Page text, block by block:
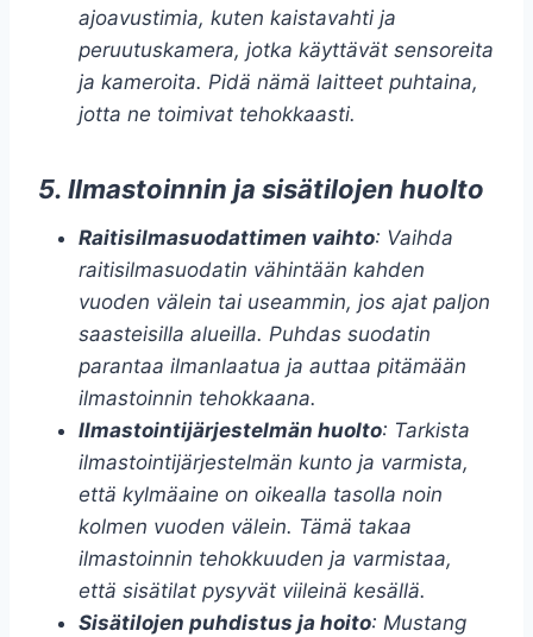
ajoavustimia, kuten kaistavahti ja
peruutuskamera, jotka käyttävät sensoreita
ja kameroita. Pidä nämä laitteet puhtaina,
jotta ne toimivat tehokkaasti.
5. Ilmastoinnin ja sisätilojen huolto
Raitisilmasuodattimen vaihto: Vaihda
raitisilmasuodatin vähintään kahden
vuoden välein tai useammin, jos ajat paljon
saasteisilla alueilla. Puhdas suodatin
parantaa ilmanlaatua ja auttaa pitämään
ilmastoinnin tehokkaana.
Ilmastointijärjestelmän huolto: Tarkista
ilmastointijärjestelmän kunto ja varmista,
että kylmäaine on oikealla tasolla noin
kolmen vuoden välein. Tämä takaa
ilmastoinnin tehokkuuden ja varmistaa,
että sisätilat pysyvät viileinä kesällä.
Sisätilojen puhdistus ja hoito: Mustang